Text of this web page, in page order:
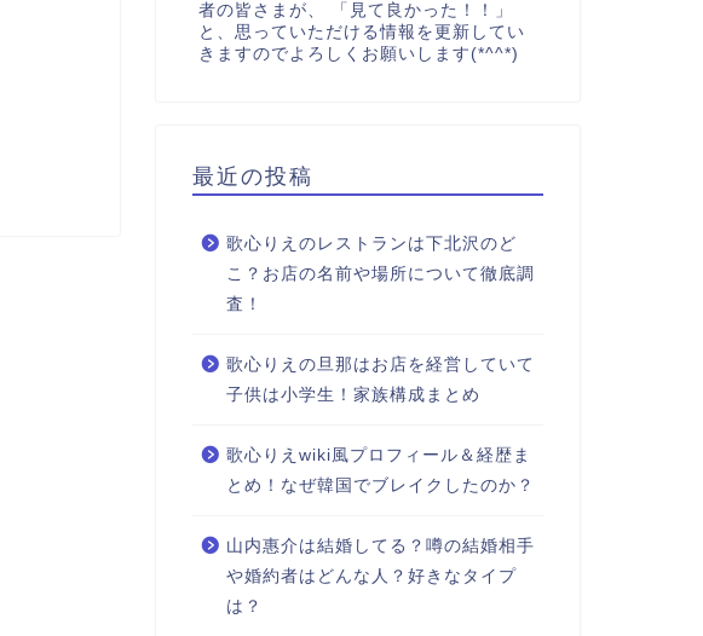
者の皆さまが、 「見て良かった！！」
と、思っていただける情報を更新してい
きますのでよろしくお願いします(*^^*)
最近の投稿
歌心りえのレストランは下北沢のど
こ？お店の名前や場所について徹底調
査！
歌心りえの旦那はお店を経営していて
子供は小学生！家族構成まとめ
歌心りえwiki風プロフィール＆経歴ま
とめ！なぜ韓国でブレイクしたのか？
山内惠介は結婚してる？噂の結婚相手
や婚約者はどんな人？好きなタイプ
は？